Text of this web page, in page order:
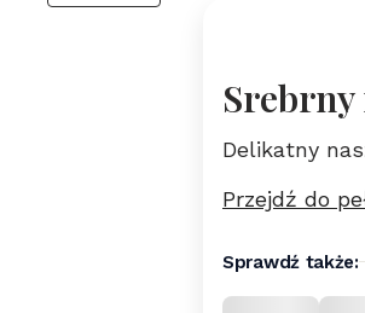
Srebrny
Delikatny
Przejdź do
Sprawdź także: